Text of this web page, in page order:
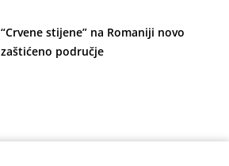
“Crvene stijene” na Romaniji novo
zaštićeno područje